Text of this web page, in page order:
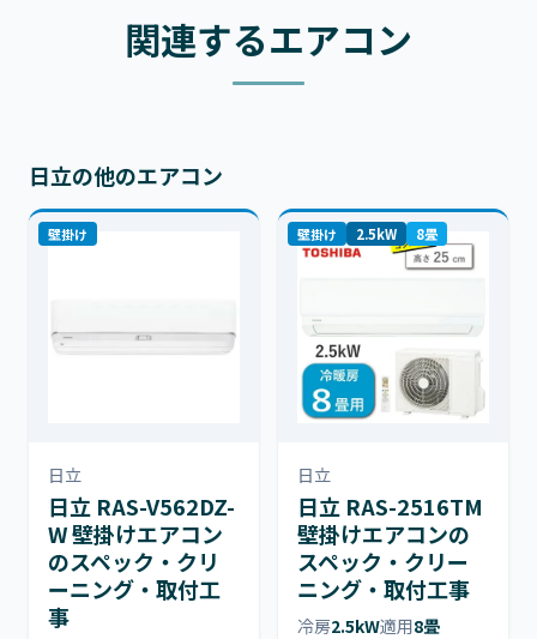
関連するエアコン
日立の他のエアコン
壁掛け
日立
日立 RAS-V562DZ-
W 壁掛けエアコン
のスペック・クリ
ーニング・取付工
事
壁掛け 2.5kW 8畳
日立
日立 RAS-2516TM
壁掛けエアコンの
スペック・クリー
ニング・取付工事
冷房2.5kW適用8畳